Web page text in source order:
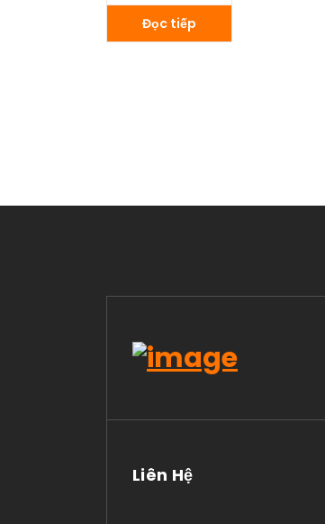
Đọc tiếp
Liên Hệ